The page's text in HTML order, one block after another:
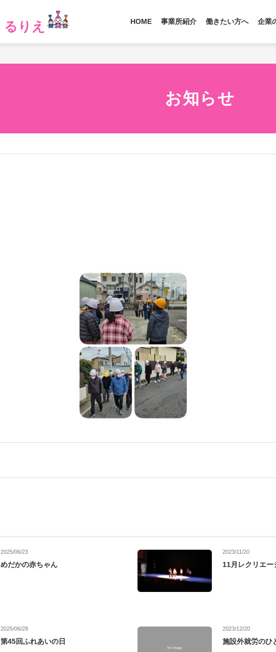
るりえ HOME 事業所紹介 働きたい方へ 企業
お知らせ
2025/06/23
めだかの赤ちゃん
2023/11/20
11月レクリエ
2025/06/28
第45回ふれあいの日
2023/12/20
施設外就労のひ